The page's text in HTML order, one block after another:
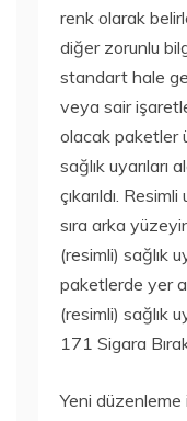
renk olarak
diğer zorunlu
standart hale
veya sair
olacak paketler
sağlık uyarıları
çıkarıldı.
sıra arka
(resimli) sağlık
paketlerde yer
(resimli) sağlık
171 Sigara
Yeni